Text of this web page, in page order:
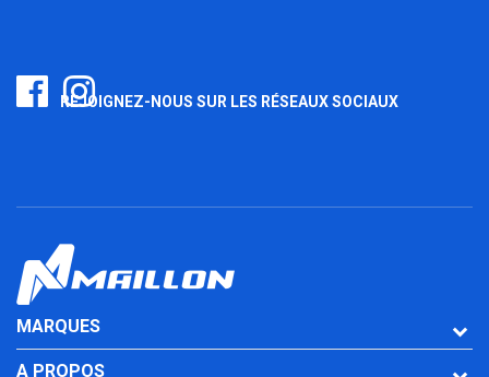
REJOIGNEZ-NOUS SUR LES RÉSEAUX SOCIAUX
MARQUES
A PROPOS